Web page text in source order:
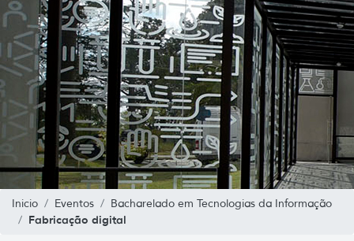
Inicio Eventos Bacharelado em Tecnologias da Informação
Fabricação digital